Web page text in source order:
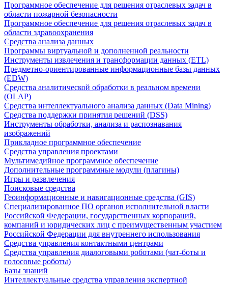
Программное обеспечение для решения отраслевых задач в
области пожарной безопасности
Программное обеспечение для решения отраслевых задач в
области здравоохранения
Средства анализа данных
Программы виртуальной и дополненной реальности
Инструменты извлечения и трансформации данных (ETL)
Предметно-ориентированные информационные базы данных
(EDW)
Средства аналитической обработки в реальном времени
(OLAP)
Средства интеллектуального анализа данных (Data Mining)
Средства поддержки принятия решений (DSS)
Инструменты обработки, анализа и распознавания
изображений
Прикладное программное обеспечение
Средства управления проектами
Мультимедийное программное обеспечение
Дополнительные программные модули (плагины)
Игры и развлечения
Поисковые средства
Геоинформационные и навигационные средства (GIS)
Специализированное ПО органов исполнительной власти
Российской Федерации, государственных корпораций,
компаний и юридических лиц с преимущественным участием
Российской Федерации для внутреннего использования
Средства управления контактными центрами
Средства управления диалоговыми роботами (чат-боты и
голосовые роботы)
Базы знаний
Интеллектуальные средства управления экспертной